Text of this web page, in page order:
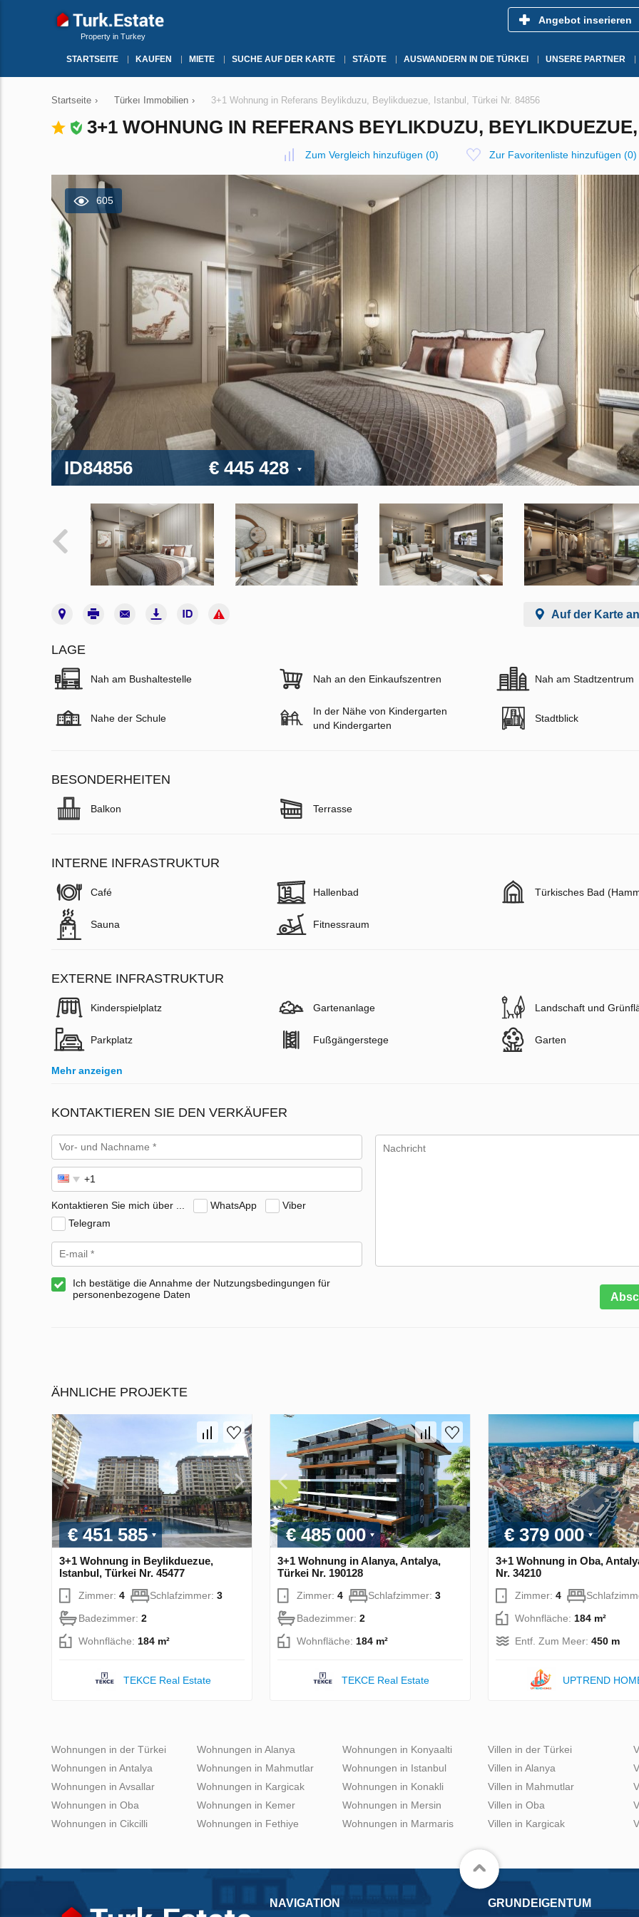
Property in Turkey
Angebot inserieren
STARTSEITE KAUFEN MIETE SUCHE AUF DER KARTE STÄDTE AUSWANDERN IN DIE TÜRKEI UNSERE PARTNER
Startseite › Türkeı Immobilien › 3+1 Wohnung in Referans Beylikduzu, Beylikduezue, Istanbul, Türkei Nr. 84856
3+1 WOHNUNG IN REFERANS BEYLIKDUZU,
Zum Vergleich hinzufügen (0) Zur Favoritenliste hinzufügen (0)
605
ID84856 € 445 428
Auf der Karte
LAGE
Nah am Bushaltestelle Nah an den Einkaufszentren Nah am Stadtzentrum
Nahe der Schule
In der Nähe von Kindergarten
und Kindergarten
Stadtblick
BESONDERHEITEN
Balkon Terrasse
INTERNE INFRASTRUKTUR
Café Hallenbad Türkisches Bad
Sauna Fitnessraum
EXTERNE INFRASTRUKTUR
Kinderspielplatz Gartenanlage Landschaft und
Parkplatz Fußgängerstege Garten
Mehr anzeigen
KONTAKTIEREN SIE DEN VERKÄUFER
Kontaktieren Sie mich über ... WhatsApp
Viber
Telegram
Ich bestätige die Annahme der Nutzungsbedingungen für
personenbezogene Daten
ÄHNLICHE PROJEKTE
€ 451 585
3+1 Wohnung in Beylikduezue,
Istanbul, Türkei Nr. 45477
Zimmer: 4 Schlafzimmer: 3
Badezimmer: 2
Wohnfläche: 184 m²
TEKCE Real Estate
€ 485 000
3+1 Wohnung in Alanya, Antalya,
Türkei Nr. 190128
Zimmer: 4 Schlafzimmer: 3
Badezimmer: 2
Wohnfläche: 184 m²
TEKCE Real Estate
€ 379 000
3+1 Wohnung in Oba,
Nr. 34210
Zimmer: 4
Wohnfläche: 184 m²
Entf. Zum Meer: 450 m
UPTREND
Wohnungen in der Türkei
Wohnungen in Antalya
Wohnungen in Avsallar
Wohnungen in Oba
Wohnungen in Cikcilli
Wohnungen in Alanya
Wohnungen in Mahmutlar
Wohnungen in Kargicak
Wohnungen in Kemer
Wohnungen in Fethiye
Wohnungen in Konyaalti
Wohnungen in Istanbul
Wohnungen in Konakli
Wohnungen in Mersin
Wohnungen in Marmaris
Villen in der Türkei
Villen in Alanya
Villen in Mahmutlar
Villen in Oba
Villen in Kargicak
NAVIGATION GRUNDEIGENTUM